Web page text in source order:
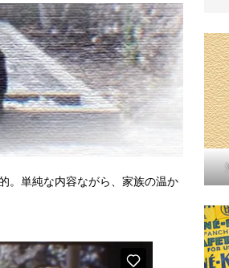
。単純な内容ながら、家族の温か